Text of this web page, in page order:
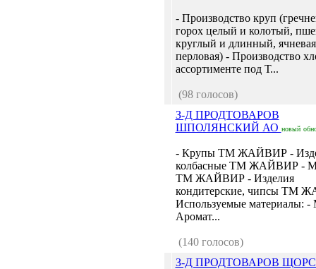
- Производство круп
горох целый и колотый,
круглый и длинный,
перловая) - Производство
ассортименте под Т...
(98 голосов)
З-Д ПРОДТОВАРОВ
ШПОЛЯНСКИЙ АО новый
- Крупы ТМ ЖАЙВИР -
колбасные ТМ ЖАЙВИР -
ТМ ЖАЙВИР - Изделия
кондитерские, чипсы ТМ
Используемые материалы: -
Аромат...
(140 голосов)
З-Д ПРОДТОВАРОВ